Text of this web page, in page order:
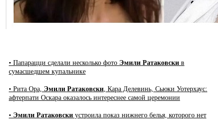
• Папарацци сделали несколько фото Эмили Ратаковски в
сумасшедшем купальнике
• Рита Ора, Эмили Ратаковски , Кара Делевинь, Сьюки Уотерхаус:
афтерпати Оскара оказалось интереснее самой церемонии
• Эмили Ратаковски устроила показ нижнего белья, которого нет